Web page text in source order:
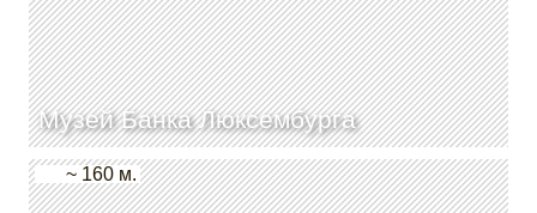
Музей Банка Люксембурга
~ 160 м.